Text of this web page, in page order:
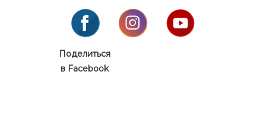
Поделиться
в Facebook